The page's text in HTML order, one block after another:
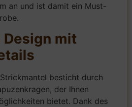
an und ist damit ein Must-
mit
besticht durch
der Ihnen
bietet. Dank des